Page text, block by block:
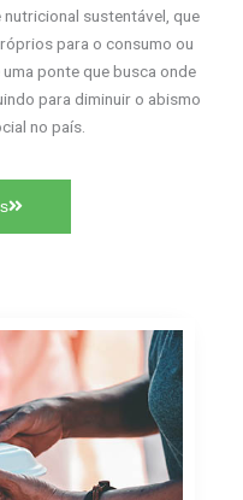
sustentável, que
para o consumo ou
ponte que busca onde
para diminuir o abismo
no país.